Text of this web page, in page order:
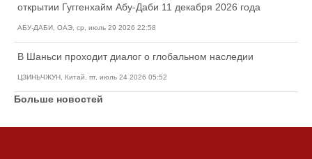
открытии Гуггенхайм Абу-Даби 11 декабря 2026 года
АБУ-ДАБИ, ОАЭ, ср, июль 29 2026 22:58
В Шаньси проходит диалог о глобальном наследии
ЦЗИНЬЧЖУН, Китай, пт, июль 24 2026 05:52
Больше новостей